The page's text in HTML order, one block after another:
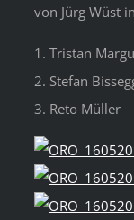
von Jürg Wüst
1. Tristan
2. Stefan
3. Reto Müller